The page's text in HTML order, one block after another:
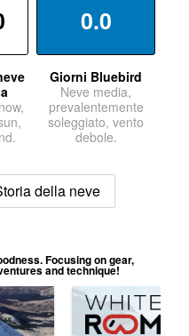
0.0
Giorni Bluebird
Neve media,
prevalentemente
soleggiato, vento
debole.
della neve